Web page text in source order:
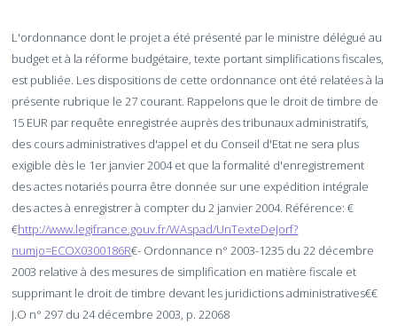
L'ordonnance dont le projet a été présenté par le ministre délégué au
budget et à la réforme budgétaire, texte portant simplifications fiscales,
est publiée. Les dispositions de cette ordonnance ont été relatées à la
présente rubrique le 27 courant. Rappelons que le droit de timbre de
15 EUR par requête enregistrée auprès des tribunaux administratifs,
des cours administratives d'appel et du Conseil d'Etat ne sera plus
exigible dès le 1er janvier 2004 et que la formalité d'enregistrement
des actes notariés pourra être donnée sur une expédition intégrale
des actes à enregistrer à compter du 2 janvier 2004. Référence: €
€http://www.legifrance.gouv.fr/WAspad/UnTexteDeJorf?
numjo=ECOX0300186R€- Ordonnance n° 2003-1235 du 22 décembre
2003 relative à des mesures de simplification en matière fiscale et
supprimant le droit de timbre devant les juridictions administratives€€
J.O n° 297 du 24 décembre 2003, p. 22068